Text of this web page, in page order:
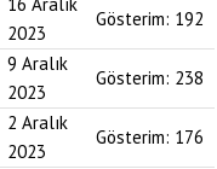
2023
Gösterim: 192
9 Aralık
2023
Gösterim: 238
2 Aralık
2023
Gösterim: 176